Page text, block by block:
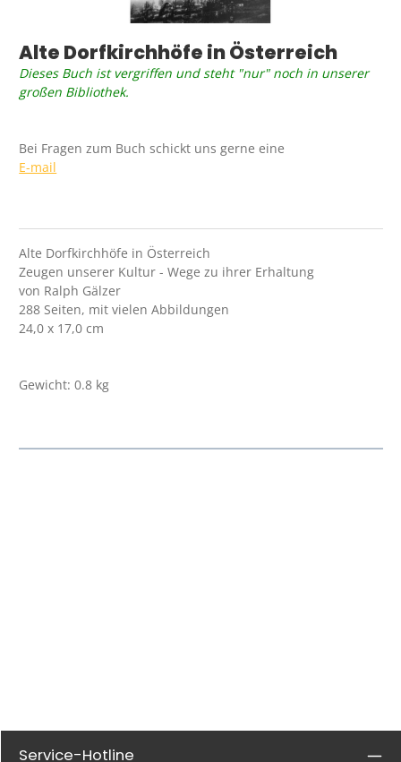
Alte Dorfkirchhöfe in Österreich
Dieses Buch ist vergriffen und steht "nur" noch in unserer
großen Bibliothek.
Bei Fragen zum Buch schickt uns gerne eine
E-mail
Alte Dorfkirchhöfe in Österreich
Zeugen unserer Kultur - Wege zu ihrer Erhaltung
von Ralph Gälzer
288 Seiten, mit vielen Abbildungen
24,0 x 17,0 cm
Gewicht: 0.8 kg
Service-Hotline